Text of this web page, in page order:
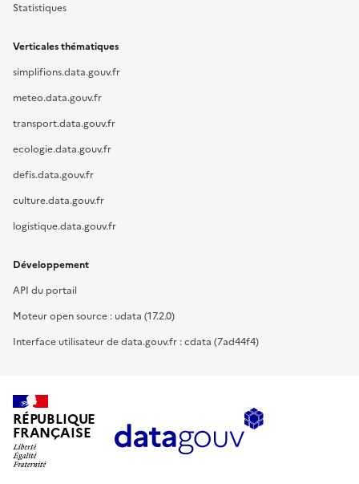
Statistiques
Verticales thématiques
simplifions.data.gouv.fr
meteo.data.gouv.fr
transport.data.gouv.fr
ecologie.data.gouv.fr
defis.data.gouv.fr
culture.data.gouv.fr
logistique.data.gouv.fr
Développement
API du portail
Moteur open source : udata (17.2.0)
Interface utilisateur de data.gouv.fr : cdata (7ad44f4)
RÉPUBLIQUE
FRANÇAISE